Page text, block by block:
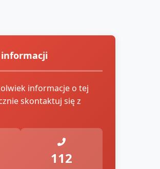
informacji
informacje o tej
skontaktuj się z
112